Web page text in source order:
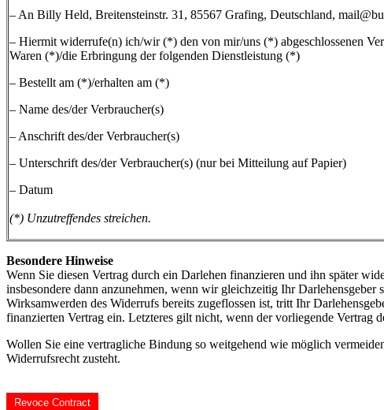
– An Billy Held, Breitensteinstr. 31, 85567 Grafing, Deutschland,
– Hiermit widerrufe(n) ich/wir (*) den von mir/uns (*) abgeschlossenen
Waren (*)/die Erbringung der folgenden Dienstleistung (*)
– Bestellt am (*)/erhalten am (*)
– Name des/der Verbraucher(s)
– Anschrift des/der Verbraucher(s)
– Unterschrift des/der Verbraucher(s) (nur bei Mitteilung auf Papier)
– Datum
(*) Unzutreffendes streichen.
Besondere Hinweise
Wenn Sie diesen Vertrag durch ein Darlehen finanzieren und ihn später
insbesondere dann anzunehmen, wenn wir gleichzeitig Ihr
Wirksamwerden des Widerrufs bereits zugeflossen ist, tritt Ihr
finanzierten Vertrag ein. Letzteres gilt nicht, wenn der vorliegende Vertrag
Wollen Sie eine vertragliche Bindung so weitgehend wie möglich
Widerrufsrecht zusteht.
Revoce Contract